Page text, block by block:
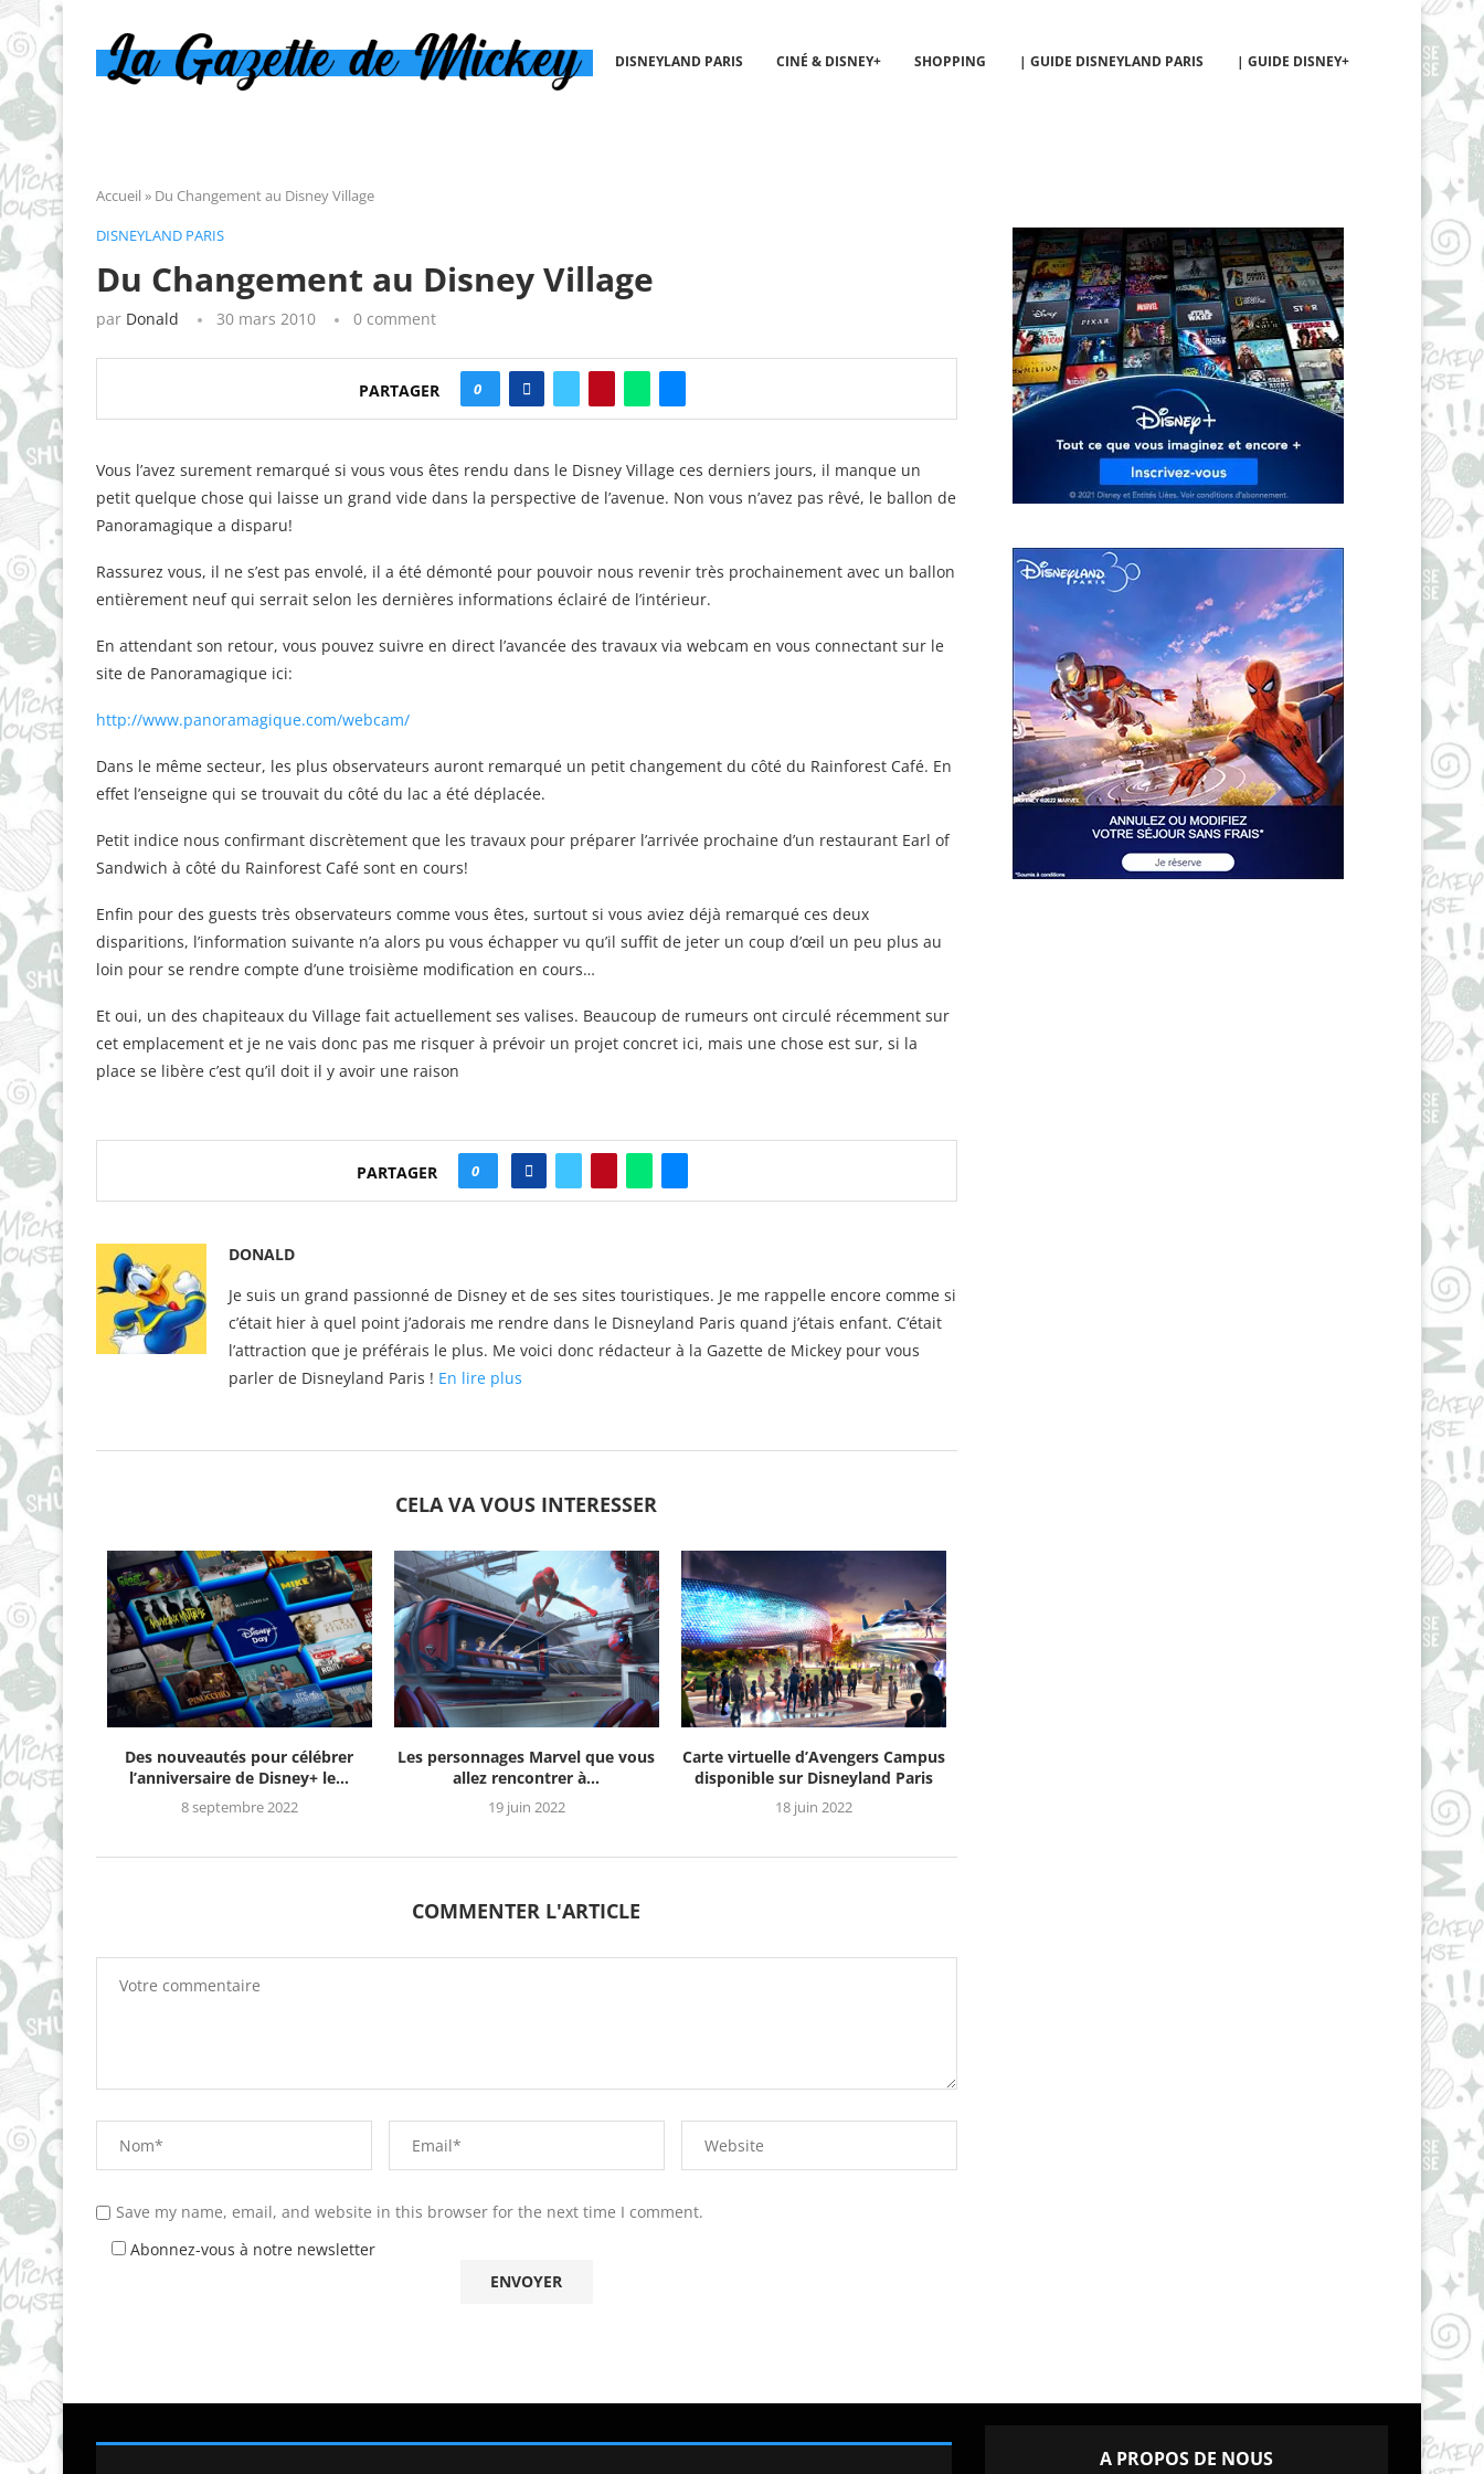
DISNEYLAND PARIS CINÉ & DISNEY+ SHOPPING | GUIDE DISNEYLAND PARIS | GUIDE DISNEY+
Accueil » Du Changement au Disney Village
DISNEYLAND PARIS
Du Changement au Disney Village
par Donald 30 mars 2010 0 comment
PARTAGER 0
Vous l’avez surement remarqué si vous vous êtes rendu dans le Disney Village ces derniers jours, il manque un
petit quelque chose qui laisse un grand vide dans la perspective de l’avenue. Non vous n’avez pas rêvé, le ballon de
Panoramagique a disparu!
Rassurez vous, il ne s’est pas envolé, il a été démonté pour pouvoir nous revenir très prochainement avec un ballon
entièrement neuf qui serrait selon les dernières informations éclairé de l’intérieur.
En attendant son retour, vous pouvez suivre en direct l’avancée des travaux via webcam en vous connectant sur le
site de Panoramagique ici:
http://www.panoramagique.com/webcam/
Dans le même secteur, les plus observateurs auront remarqué un petit changement du côté du Rainforest Café. En
effet l’enseigne qui se trouvait du côté du lac a été déplacée.
Petit indice nous confirmant discrètement que les travaux pour préparer l’arrivée prochaine d’un restaurant Earl of
Sandwich à côté du Rainforest Café sont en cours!
Enfin pour des guests très observateurs comme vous êtes, surtout si vous aviez déjà remarqué ces deux
disparitions, l’information suivante n’a alors pu vous échapper vu qu’il suffit de jeter un coup d’œil un peu plus au
loin pour se rendre compte d’une troisième modification en cours…
Et oui, un des chapiteaux du Village fait actuellement ses valises. Beaucoup de rumeurs ont circulé récemment sur
cet emplacement et je ne vais donc pas me risquer à prévoir un projet concret ici, mais une chose est sur, si la
place se libère c’est qu’il doit il y avoir une raison
PARTAGER 0
DONALD
Je suis un grand passionné de Disney et de ses sites touristiques. Je me rappelle encore comme si
c’était hier à quel point j’adorais me rendre dans le Disneyland Paris quand j’étais enfant. C’était
l’attraction que je préférais le plus. Me voici donc rédacteur à la Gazette de Mickey pour vous
parler de Disneyland Paris ! En lire plus
CELA VA VOUS INTERESSER
Des nouveautés pour célébrer
l’anniversaire de Disney+ le...
8 septembre 2022
Les personnages Marvel que vous
allez rencontrer à...
19 juin 2022
Carte virtuelle d’Avengers Campus
disponible sur Disneyland Paris
18 juin 2022
COMMENTER L'ARTICLE
Save my name, email, and website in this browser for the next time I comment.
Abonnez-vous à notre newsletter
A PROPOS DE NOUS